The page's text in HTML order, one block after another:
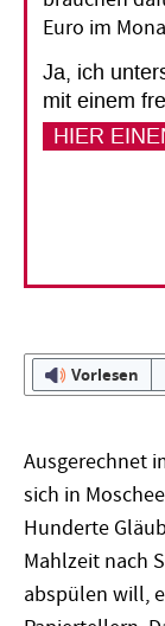
Der Verein
Vorlesen
Ausgerechnet
sich in
Hunderte
Mahlzeit nach
abspülen will,
Euro im
Ja, ich
mit einem
HIER